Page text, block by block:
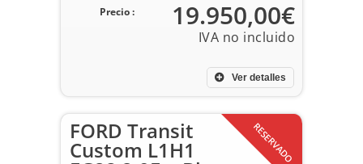
Ver detalles
Precio : 19.950,00€
RESERVADO
FORD Transit
Custom L1H1